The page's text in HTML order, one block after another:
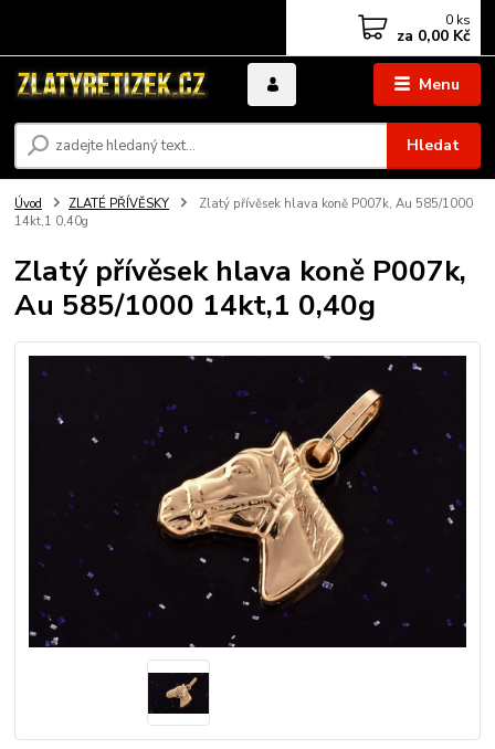
Menu
Hledat
0 ks
za 0,00 Kč
Úvod ZLATÉ PŘÍVĚSKY
Zlatý přívěsek hlava koně P007k, Au 585/1000
14kt,1 0,40g
Zlatý přívěsek hlava koně P007k,
Au 585/1000 14kt,1 0,40g